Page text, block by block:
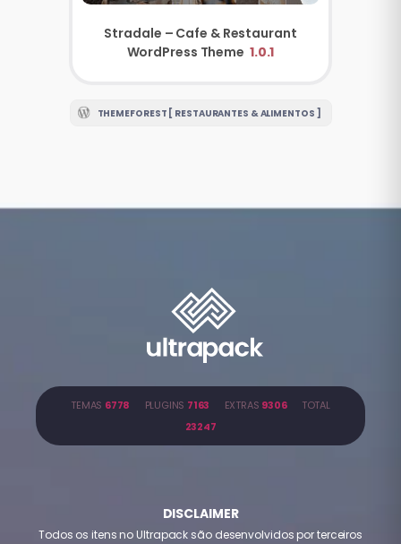
Stradale – Cafe & Restaurant
WordPress Theme 1.0.1
THEMEFOREST [ RESTAURANTES & ALIMENTOS ]
TEMAS 6778 PLUGINS 7163 EXTRAS 9306TOTAL
23247
DISCLAIMER
Todos os itens no Ultrapack são desenvolvidos por terceiros